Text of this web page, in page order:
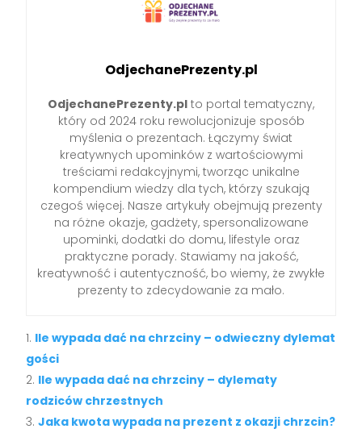
OdjechanePrezenty.pl
OdjechanePrezenty.pl to portal tematyczny,
który od 2024 roku rewolucjonizuje sposób
myślenia o prezentach. Łączymy świat
kreatywnych upominków z wartościowymi
treściami redakcyjnymi, tworząc unikalne
kompendium wiedzy dla tych, którzy szukają
czegoś więcej. Nasze artykuły obejmują prezenty
na różne okazje, gadżety, spersonalizowane
upominki, dodatki do domu, lifestyle oraz
praktyczne porady. Stawiamy na jakość,
kreatywność i autentyczność, bo wiemy, że zwykłe
prezenty to zdecydowanie za mało.
Ile wypada dać na chrzciny – odwieczny dylemat
gości
Ile wypada dać na chrzciny – dylematy
rodziców chrzestnych
Jaka kwota wypada na prezent z okazji chrzcin?